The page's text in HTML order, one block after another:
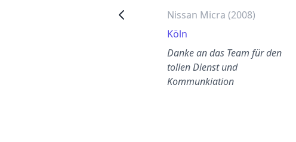
Nissan Micra (2008)
Köln
Danke an das Team für den
tollen Dienst und
Kommunkiation